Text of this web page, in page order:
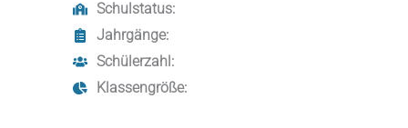
Schulstatus:
Jahrgänge:
Schülerzahl:
Klassengröße: